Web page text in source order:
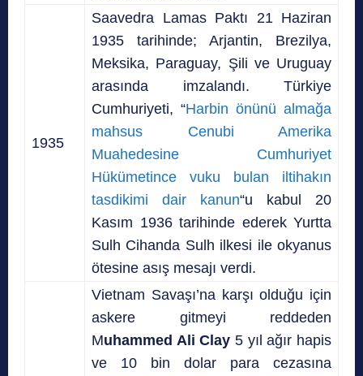
1935
Saavedra Lamas Paktı 21 Haziran
1935 tarihinde; Arjantin, Brezilya,
Meksika, Paraguay, Şili ve Uruguay
arasında imzalandı. Türkiye
Cumhuriyeti, “Harbin önünü almağa
mahsus Cenubi Amerika
Muahedesine Cumhuriyet
Hükümetince vuku bulan iltihakın
tasdikimi dair kanun“u kabul 20
Kasım 1936 tarihinde ederek Yurtta
Sulh Cihanda Sulh ilkesi ile okyanus
ötesine asış mesajı verdi.
Vietnam Savaşı’na karşı olduğu için
askere gitmeyi reddeden
Muhammed Ali Clay 5 yıl ağır hapis
ve 10 bin dolar para cezasına